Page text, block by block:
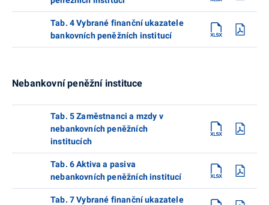
Tab. 4 Vybrané finanční ukazatele
bankovních peněžních institucí
Nebankovní peněžní instituce
Tab. 5 Zaměstnanci a mzdy v
nebankovních peněžních
institucích
Tab. 6 Aktiva a pasiva
nebankovních peněžních institucí
Tab. 7 Vybrané finanční ukazatele